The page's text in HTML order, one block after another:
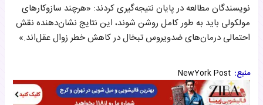
نویسندگان مطالعه در پایان نتیجه‌گیری کردند: «هرچند سازوکارهای
مولکولی باید به طور کامل روشن شوند، این نتایج نشان‌دهنده نقش
احتمالی درمان‌های ضدویروس تبخال در کاهش خطر زوال عقل‌اند.»
منبع: NewYork Post